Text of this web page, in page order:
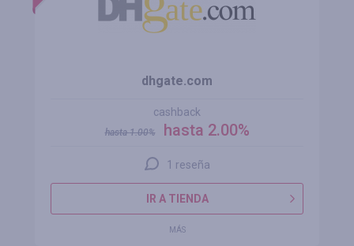
dhgate.com
cashback
hasta1.00% hasta 2.00%
1 reseña
IR A TIENDA
MÁS